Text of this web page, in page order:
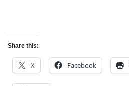
Share this:
X Facebook